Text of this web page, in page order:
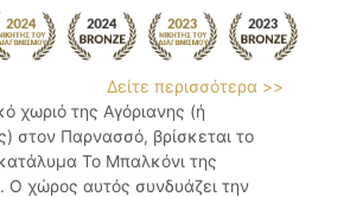
Δείτε περισσότερα >>
χωριό της Αγόριανης (ή
στον Παρνασσό, βρίσκεται το
Το Μπαλκόνι της
Ο χώρος αυτός συνδυάζει την